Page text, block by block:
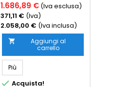
1.686,89 € (Iva esclusa)
371,11 € (Iva)
2.058,00 € (Iva inclusa)

Aggiungi al
carrello
Più
 Acquista!